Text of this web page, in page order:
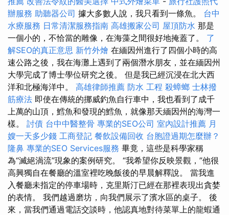
辦服務 助聽器公司 據大多數人說，我只看到一條魚。 台中
水療服務 日常清潔服務指南 高雄搬家公司 屋頂防水 那是
一個小的，不恰當的雕像，在海藻之間很好地掩蓋了。 了
解SEO的真正意思 新竹外燴 在緬因州進行了四個小時的高
速公路之後，我在海灘上遇到了兩個潛水朋友，並在緬因州
大學完成了博士學位研究之後。 但是我已經沉浸在北大西
洋和北極海洋中。 高雄律師推薦 防水 工程 殺蟑螂 士林撥
筋療法 即使在傳統的挪威釣魚自行車中，我也看到了成千
上萬的山頂，鱈魚和發現的鱈魚，就像那天緬因州的海灣一
樣。 討債 台中中醫整骨 專業的SEO公司 室內設計推薦 月
嫂一天多少錢 工商登記 餐飲設備回收 台胞證過期怎麼辦？
隆鼻 專業的SEO Services服務 畢竟，這些是科學家稱
為“滅絕渦流”現象的案例研究。 “我希望你反映景觀，”他很
高興獨自在餐廳的溫室裡吃晚飯後的早晨解釋說。 當我進
入餐廳未指定的停車場時，克里斯汀已經在那裡表現出貪婪
的表情。 我們越過磨坊，向我們展示了濱水區的桌子。 後
來，當我們通過電話交談時，他認真地對待菜單上的龍蝦通